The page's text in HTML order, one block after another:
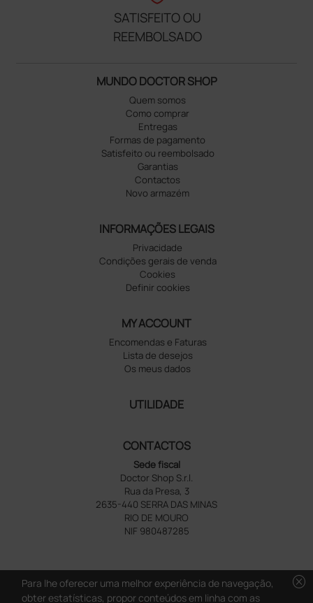
SATISFEITO OU
REEMBOLSADO
MUNDO DOCTOR SHOP
Quem somos
Como comprar
Entregas
Formas de pagamento
Satisfeito ou reembolsado
Garantias
Contactos
Novo armazém
INFORMAÇÕES LEGAIS
Privacidade
Condições gerais de venda
Cookies
Definir cookies
MY ACCOUNT
Encomendas e Faturas
Lista de desejos
Os meus dados
UTILIDADE
CONTACTOS
Sede fiscal
Doctor Shop S.r.l.
Rua da Presa, 3
2635-440 SERRA DAS MINAS
RIO DE MOURO
NIF 980487285
cancel
Para lhe oferecer uma melhor experiência de navegação,
obter estatísticas, propor conteúdos em linha com as